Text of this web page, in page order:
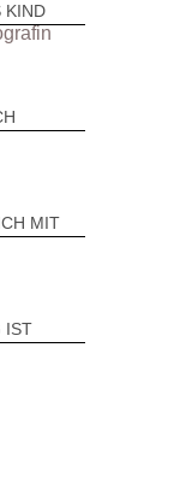
KIND
MIT
IST